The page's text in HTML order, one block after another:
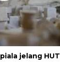
jelang HUT